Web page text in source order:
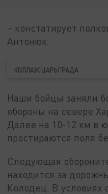
– констатирует
Антонюк.
КОЛЛАЖ ЦАРЬГРАДА
Наши бойцы заняли
обороны на севере
Далее на 10-12 км в
простираются поля
Следующая
находится за
Колодец. В условиях